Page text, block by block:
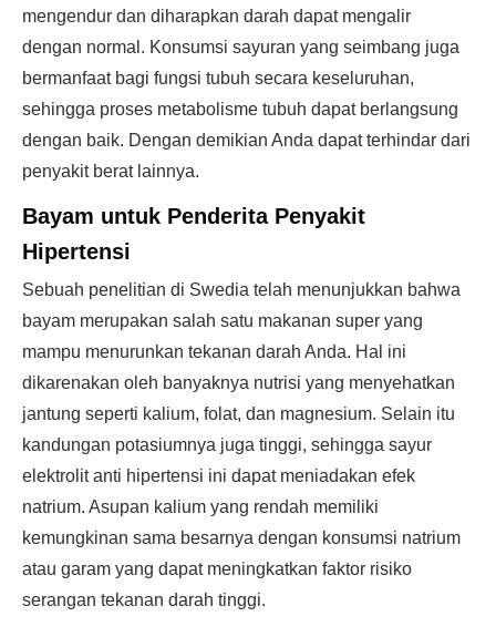
mengendur dan diharapkan darah dapat mengalir
dengan normal. Konsumsi sayuran yang seimbang juga
bermanfaat bagi fungsi tubuh secara keseluruhan,
sehingga proses metabolisme tubuh dapat berlangsung
dengan baik. Dengan demikian Anda dapat terhindar dari
penyakit berat lainnya.
Bayam untuk Penderita Penyakit
Hipertensi
Sebuah penelitian di Swedia telah menunjukkan bahwa
bayam merupakan salah satu makanan super yang
mampu menurunkan tekanan darah Anda. Hal ini
dikarenakan oleh banyaknya nutrisi yang menyehatkan
jantung seperti kalium, folat, dan magnesium. Selain itu
kandungan potasiumnya juga tinggi, sehingga sayur
elektrolit anti hipertensi ini dapat meniadakan efek
natrium. Asupan kalium yang rendah memiliki
kemungkinan sama besarnya dengan konsumsi natrium
atau garam yang dapat meningkatkan faktor risiko
serangan tekanan darah tinggi.